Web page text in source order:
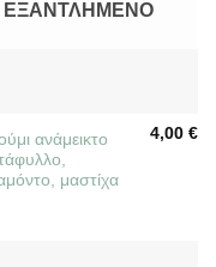
ΕΞΑΝΤΛΗΜΈΝΟ
ανάμεικτο
μαστίχα
4,00€